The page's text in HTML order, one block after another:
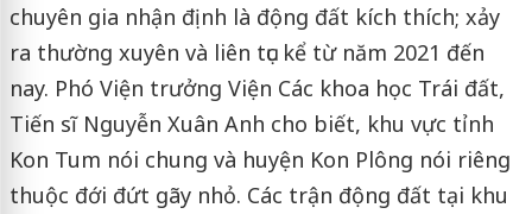
chuyên gia nhận định là động đất kích thích; xảy
ra thường xuyên và liên tục kể từ năm 2021 đến
nay. Phó Viện trưởng Viện Các khoa học Trái đất,
Tiến sĩ Nguyễn Xuân Anh cho biết, khu vực tỉnh
Kon Tum nói chung và huyện Kon Plông nói riêng
thuộc đới đứt gãy nhỏ. Các trận động đất tại khu